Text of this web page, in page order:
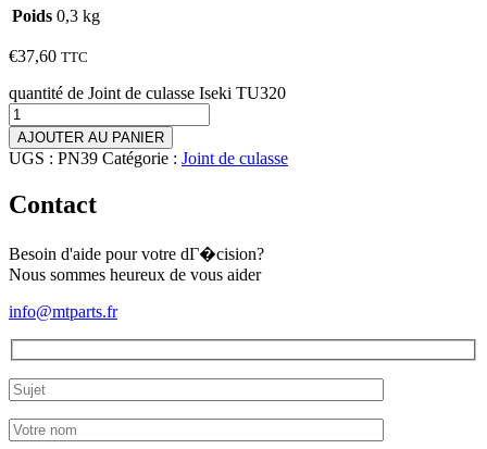
Poids 0,3 kg
€37,60 TTC
quantité de Joint de culasse Iseki TU320
AJOUTER AU PANIER
UGS : PN39 Catégorie : Joint de culasse
Contact
Besoin d'aide pour votre dГ�cision?
Nous sommes heureux de vous aider
info@mtparts.fr